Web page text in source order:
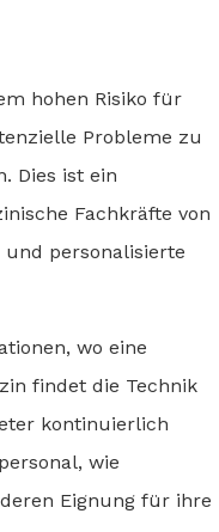
hohen Risiko für
Probleme zu
Dies ist ein
Fachkräfte von
personalisierte
wo eine
findet die Technik
kontinuierlich
wie
Eignung für ihre